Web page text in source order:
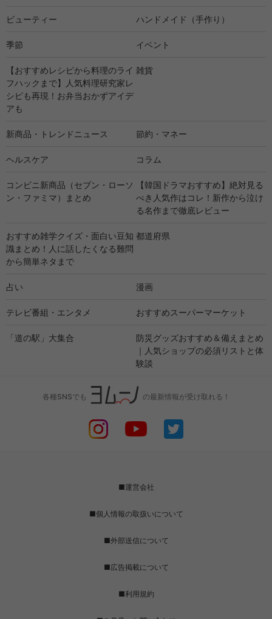
ビューティー ハンドメイド（手作り）
季節 イベント
【おすすめレシピから料理のライ
フハックまで】人気料理研究家レ
シピも再現！お弁当おかずアイデ
アも
雑貨
新商品・トレンドニュース 節約・マネー
ヘルスケア コラム
コンビニ新商品（セブン・ローソ
ン・ファミマ）まとめ
【韓国ドラマおすすめ】絶対見る
べき人気作はコレ！新作から泣け
る名作まで徹底レビュー
おすすめ雑学クイズ・面白い豆知
識まとめ！人に話したくなる難問
から簡単ネタまで
都道府県
占い 漫画
テレビ番組・エンタメ おすすめスーパーマーケット
「道の駅」大集合
防災グッズおすすめ＆備えまとめ
｜人気ショップの必須リストと体
験談
各種SNSでも の最新情報が受け取れる！
■運営会社
■個人情報の取扱いについて
■外部送信について
■広告掲載について
■利用規約